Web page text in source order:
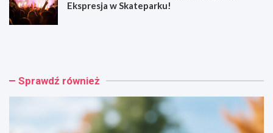
Ekspresja w Skateparku!
Z
r
T
a Sprawdź również